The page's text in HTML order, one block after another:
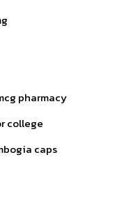
pharmacy
college
caps